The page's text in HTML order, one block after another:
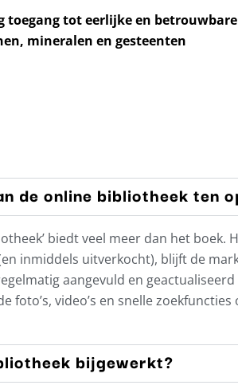
toegang tot eerlijke en betrouwbare
mineralen en gesteenten
de online bibliotheek ten
biedt veel meer dan het
inmiddels uitverkocht), blijft de
aangevuld en
foto’s, video’s en snelle
bijgewerkt?